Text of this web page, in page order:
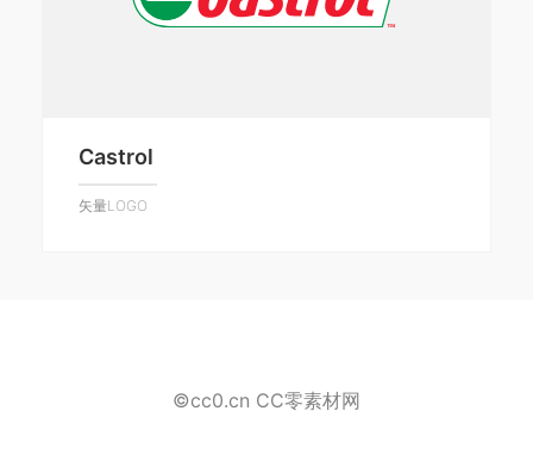
Castrol
矢量LOGO
©cc0.cn CC零素材网